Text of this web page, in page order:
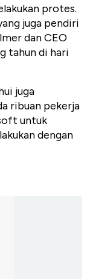
protes.
juga pendiri
dan CEO
tahun di hari
juga
ribuan pekerja
untuk
dengan